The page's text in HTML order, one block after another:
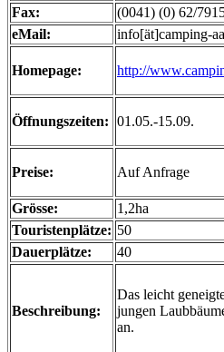
Fax:
(0041) (0) 62/
eMail:
info[ät]camping-
Homepage: http://
Öffnungszeiten: 01.05.-15.09.
Preise: Auf Anfrage
Grösse:
1,2ha
Touristenplätze: 50
Dauerplätze:
40
Beschreibung:
Das leicht
jungen
an.